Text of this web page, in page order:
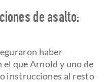
de asalto:
haber
el que Arnold y uno de
instrucciones al resto